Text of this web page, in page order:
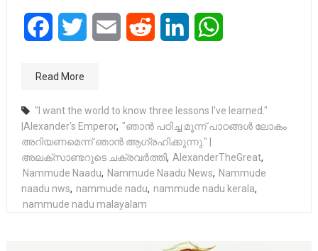
FacebookTwitter Email Reddit LinkedIn
Read More
"I want the world to know three lessons I've learned."
|Alexander's Emperor, "ഞാൻ പഠിച്ച മൂന്ന് പാഠങ്ങൾ ലോകം
അറിയണമെന്ന് ഞാൻ ആഗ്രഹിക്കുന്നു." |
അലക്സാണ്ടറുടെ ചക്രവർത്തി, AlexanderTheGreat,
Nammude Naadu, Nammude Naadu News, Nammude
naadu nws, nammude nadu, nammude nadu kerala,
nammude nadu malayalam